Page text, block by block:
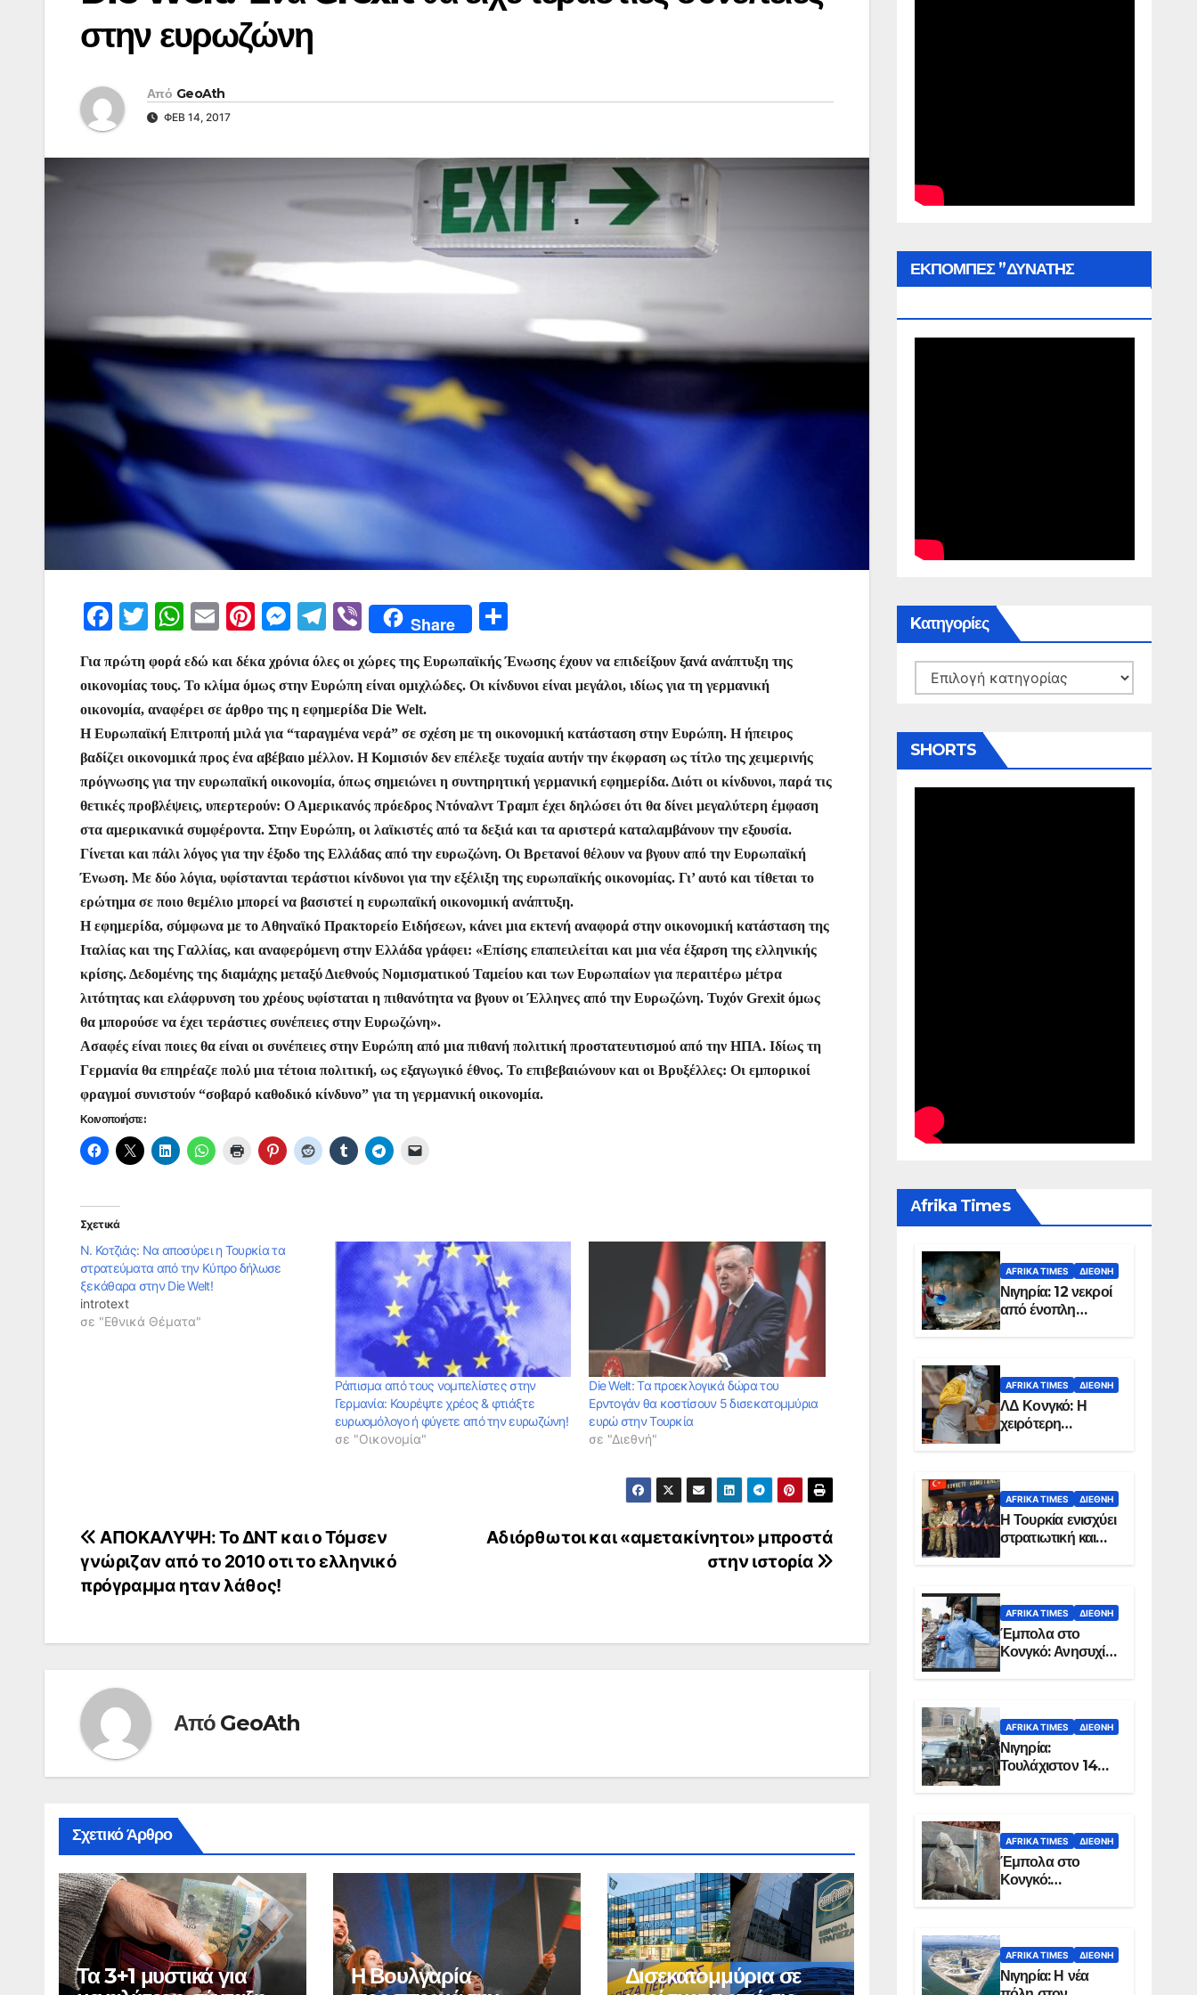
στην ευρωζώνη
Από GeoAth
ΦΕΒ 14, 2017
F
c
e
b
o
o
k
T
itt
er
W
at
s
A
p
p
E
ai
l
Pi
er
e
st
M
s
s
e
n
g
er
T
e
gr
a
m
Vi
b
er
Share
ρ
α
σ
τε
ίτ
ε
Για πρώτη φορά εδώ και δέκα χρόνια όλες οι χώρες της Ευρωπαϊκής Ένωσης έχουν να επιδείξουν ξανά ανάπτυξη της
οικονομίας τους. Το κλίμα όμως στην Ευρώπη είναι ομιχλώδες. Οι κίνδυνοι είναι μεγάλοι, ιδίως για τη γερμανική
οικονομία, αναφέρει σε άρθρο της η εφημερίδα Die Welt.
Η Ευρωπαϊκή Επιτροπή μιλά για “ταραγμένα νερά” σε σχέση με τη οικονομική κατάσταση στην Ευρώπη. Η ήπειρος
βαδίζει οικονομικά προς ένα αβέβαιο μέλλον. Η Κομισιόν δεν επέλεξε τυχαία αυτήν την έκφραση ως τίτλο της χειμερινής
πρόγνωσης για την ευρωπαϊκή οικονομία, όπως σημειώνει η συντηρητική γερμανική εφημερίδα. Διότι οι κίνδυνοι, παρά τις
θετικές προβλέψεις, υπερτερούν: Ο Αμερικανός πρόεδρος Ντόναλντ Τραμπ έχει δηλώσει ότι θα δίνει μεγαλύτερη έμφαση
στα αμερικανικά συμφέροντα. Στην Ευρώπη, οι λαϊκιστές από τα δεξιά και τα αριστερά καταλαμβάνουν την εξουσία.
Γίνεται και πάλι λόγος για την έξοδο της Ελλάδας από την ευρωζώνη. Οι Βρετανοί θέλουν να βγουν από την Ευρωπαϊκή
Ένωση. Με δύο λόγια, υφίστανται τεράστιοι κίνδυνοι για την εξέλιξη της ευρωπαϊκής οικονομίας. Γι’ αυτό και τίθεται το
ερώτημα σε ποιο θεμέλιο μπορεί να βασιστεί η ευρωπαϊκή οικονομική ανάπτυξη.
Η εφημερίδα, σύμφωνα με το Αθηναϊκό Πρακτορείο Ειδήσεων, κάνει μια εκτενή αναφορά στην οικονομική κατάσταση της
Ιταλίας και της Γαλλίας, και αναφερόμενη στην Ελλάδα γράφει: «Επίσης επαπειλείται και μια νέα έξαρση της ελληνικής
κρίσης. Δεδομένης της διαμάχης μεταξύ Διεθνούς Νομισματικού Ταμείου και των Ευρωπαίων για περαιτέρω μέτρα
λιτότητας και ελάφρυνση του χρέους υφίσταται η πιθανότητα να βγουν οι Έλληνες από την Ευρωζώνη. Τυχόν Grexit όμως
θα μπορούσε να έχει τεράστιες συνέπειες στην Ευρωζώνη».
Ασαφές είναι ποιες θα είναι οι συνέπειες στην Ευρώπη από μια πιθανή πολιτική προστατευτισμού από την ΗΠΑ. Ιδίως τη
Γερμανία θα επηρέαζε πολύ μια τέτοια πολιτική, ως εξαγωγικό έθνος. Το επιβεβαιώνουν και οι Βρυξέλλες: Οι εμπορικοί
φραγμοί συνιστούν “σοβαρό καθοδικό κίνδυνο” για τη γερμανική οικονομία.
Κοινοποιήστε:
Σχετικά
Ν. Κοτζιάς: Να αποσύρει η Τουρκία τα
στρατεύματα από την Κύπρο δήλωσε
ξεκάθαρα στην Die Welt!
introtext
σε "Εθνικά Θέματα"
Ράπισμα από τους νομπελίστες στην
Γερμανία: Κουρέψτε χρέος & φτιάξτε
ευρωομόλογο ή φύγετε από την ευρωζώνη!
σε "Οικονομία"
Die Welt: Τα προεκλογικά δώρα του
Ερντογάν θα κοστίσουν 5 δισεκατομμύρια
ευρώ στην Τουρκία
σε "Διεθνή"
Πλοήγηση
άρθρων
Αδιόρθωτοι και «αμετακίνητοι» μπροστά
στην ιστορία
ΑΠΟΚΑΛΥΨΗ: Το ΔΝΤ και ο Τόμσεν
γνώριζαν από το 2010 οτι το ελληνικό
πρόγραμμα ηταν λάθος!
Από GeoAth
Σχετικό Άρθρο
Τα 3+1 μυστικά για
Η Βουλγαρία
Δισεκατομμύρια σε
ΕΚΠΟΜΠΕΣ ”ΔΥΝΑΤΗΣ
Kατηγορίες
Kατηγορίες
SHORTS
Αfrika Times
AFRIKA TIMES ΔΙΕΘΝΉ
Νιγηρία: 12 νεκροί
από ένοπλη
επίθεση σε χωριό
AFRIKA TIMES ΔΙΕΘΝΉ
ΛΔ Κονγκό: Η
χειρότερη
επιδημία Έμπολα
χώρας
AFRIKA TIMES ΔΙΕΘΝΉ
Η Τουρκία ενισχύει
στρατιωτική και
ενεργειακή
Σομαλία
AFRIKA TIMES ΔΙΕΘΝΉ
Έμπολα στο
Κονγκό: Ανησυχία
για τη μεγάλη
AFRIKA TIMES ΔΙΕΘΝΉ
Νιγηρία:
Τουλάχιστον 14
νεκροί από
στην Οτούκπο
AFRIKA TIMES ΔΙΕΘΝΉ
Έμπολα στο
Κονγκό:
Ξεπέρασαν τους
AFRIKA TIMES ΔΙΕΘΝΉ
Νιγηρία: Η νέα